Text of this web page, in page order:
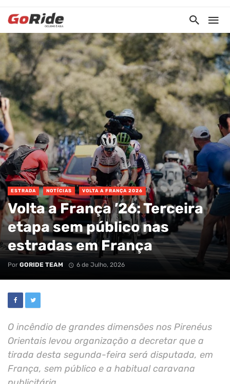
ESTRADA NOTÍCIAS VOLTA A FRANÇA 2026
Volta a França ’26: Terceira
etapa sem público nas
estradas em França
Por GORIDE TEAM 6 de Julho, 2026
O incêndio de grandes dimensões nos Pirenéus
Orientais levou organização a decretar que a
tirada desta segunda-feira será disputada, em
França, sem público e a habitual caravana